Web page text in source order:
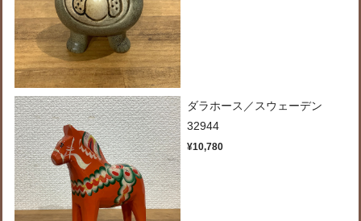
ダラホース／スウェーデン
32944
¥10,780